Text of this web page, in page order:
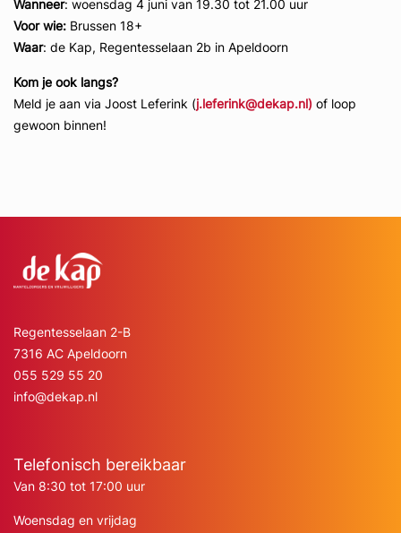
Wanneer: woensdag 4 juni van 19.30 tot 21.00 uur
Voor wie: Brussen 18+
Waar: de Kap, Regentesselaan 2b in Apeldoorn
Kom je ook langs?
Meld je aan via Joost Leferink (j.leferink@dekap.nl) of loop
gewoon binnen!
Regentesselaan 2-B
7316 AC Apeldoorn
055 529 55 20
info@dekap.nl
Telefonisch bereikbaar
Van 8:30 tot 17:00 uur
Woensdag en vrijdag